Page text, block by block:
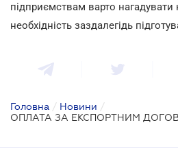
підприємствам варто нагадувати
необхідність заздалегідь
Головна / Новини /
ОПЛАТА ЗА ЕКСПОРТНИМ